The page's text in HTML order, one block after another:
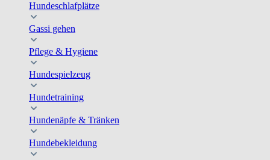
Hundeschlafplätze
Gassi gehen
Pflege & Hygiene
Hundespielzeug
Hundetraining
Hundenäpfe & Tränken
Hundebekleidung